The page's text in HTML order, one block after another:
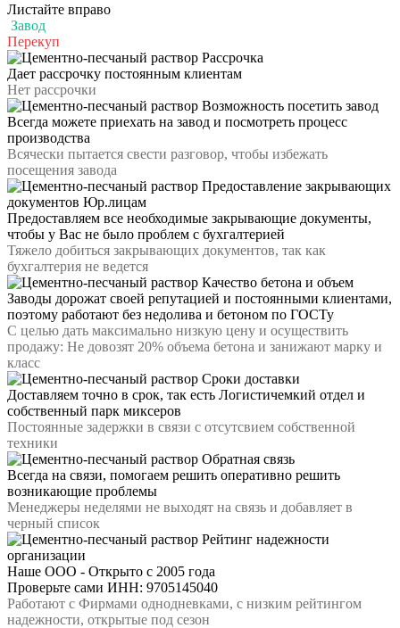
Листайте вправо
Завод
Перекуп
Рассрочка
Дает рассрочку постоянным клиентам
Нет рассрочки
Возможность посетить завод
Всегда можете приехать на завод и посмотреть процесс
производства
Всячески пытается свести разговор, чтобы избежать
посещения завода
Предоставление закрывающих
документов Юр.лицам
Предоставляем все необходимые закрывающие документы,
чтобы у Вас не было проблем с бухгалтерией
Тяжело добиться закрывающих документов, так как
бухгалтерия не ведется
Качество бетона и объем
Заводы дорожат своей репутацией и постоянными клиентами,
поэтому работают без недолива и бетоном по ГОСТу
С целью дать максимально низкую цену и осуществить
продажу: Не довозят 20% объема бетона и занижают марку и
класс
Сроки доставки
Доставляем точно в срок, так есть Логистичемкий отдел и
собственный парк миксеров
Постоянные задержки в связи с отсутсвием собственной
техники
Обратная связь
Всегда на связи, помогаем решить оперативно решить
возникающие проблемы
Менеджеры неделями не выходят на связь и добавляет в
черный список
Рейтинг надежности
организации
Наше ООО - Открыто с 2005 года
Проверьте сами ИНН: 9705145040
Работают с Фирмами однодневками, с низким рейтингом
надежности, открытые под сезон